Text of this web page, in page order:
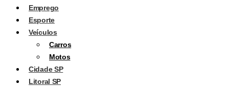
Emprego
Esporte
Veículos
Carros
Motos
Cidade SP
Litoral SP